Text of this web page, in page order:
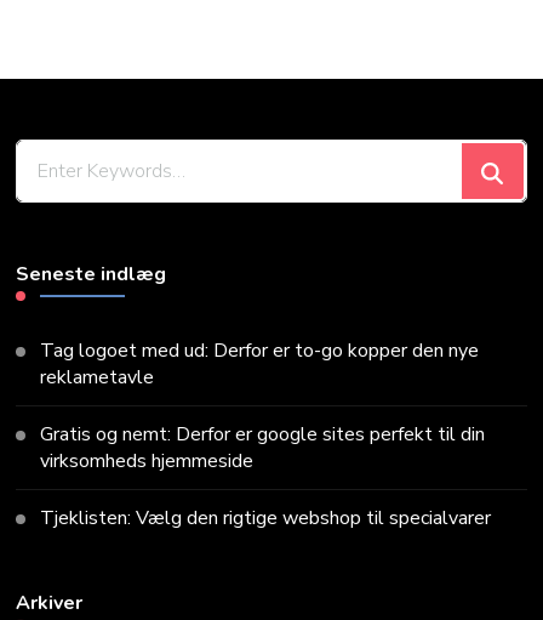
Seneste indlæg
Tag logoet med ud: Derfor er to-go kopper den nye
reklametavle
Gratis og nemt: Derfor er google sites perfekt til din
virksomheds hjemmeside
Tjeklisten: Vælg den rigtige webshop til specialvarer
Arkiver